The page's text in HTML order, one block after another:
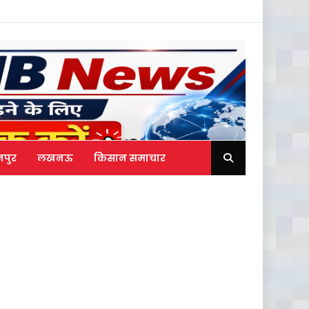
लखनऊ किसान समाचार